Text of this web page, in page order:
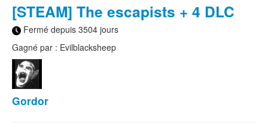
[STEAM] The escapists + 4 DLC
Fermé depuis 3504 jours
Gagné par : Evilblacksheep
Gordor